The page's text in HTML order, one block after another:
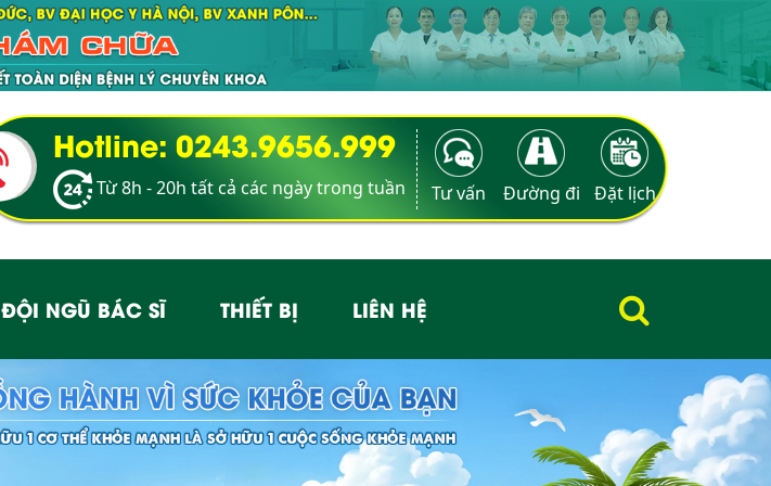
Hotline: 0243.9656.999
Từ 8h - 20h tất cả các ngày trong tuần Tư vấn Đường đi Đặt lịch
ĐỘI NGŨ BÁC SĨ THIẾT BỊ LIÊN HỆ